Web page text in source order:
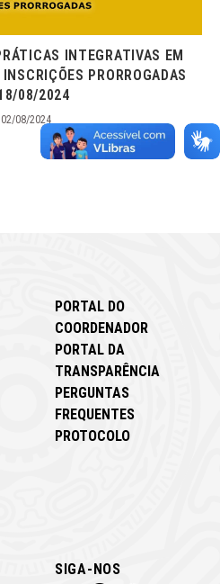
INTEGRATIVAS EM
PRORROGADAS
08/2024
02/08/2024
PORTAL DO
COORDENADOR
PORTAL DA
TRANSPARÊNCIA
PERGUNTAS
FREQUENTES
PROTOCOLO
SIGA-NOS